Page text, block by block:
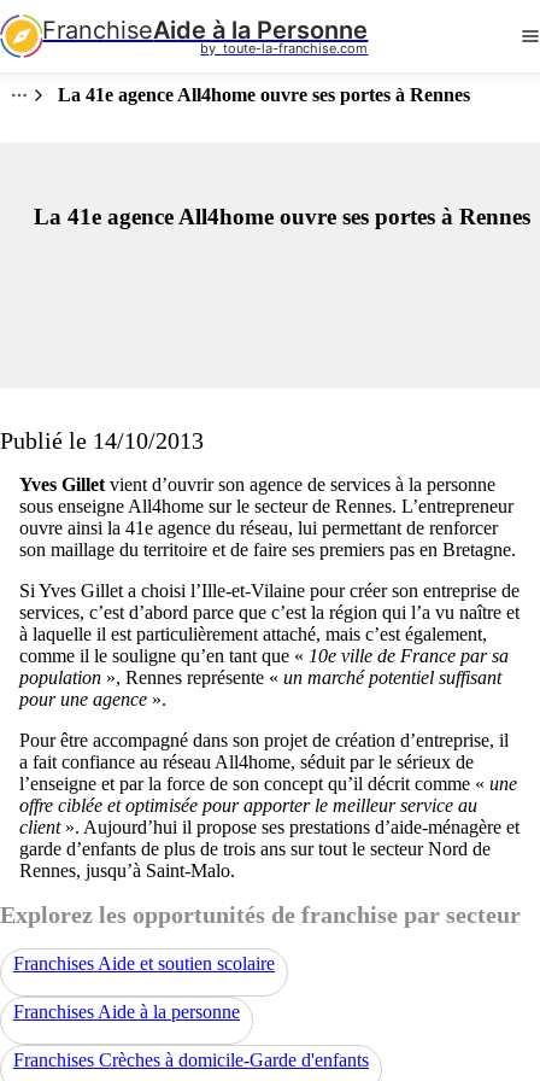
FranchiseAide à la Personne
by  toute-la-franchise.com
La 41e agence All4home ouvre ses portes à Rennes
La 41e agence All4home ouvre ses portes à Rennes
Publié le 14/10/2013
Yves Gillet vient d’ouvrir son agence de services à la personne
sous enseigne All4home sur le secteur de Rennes. L’entrepreneur
ouvre ainsi la 41e agence du réseau, lui permettant de renforcer
son maillage du territoire et de faire ses premiers pas en Bretagne.
Si Yves Gillet a choisi l’Ille-et-Vilaine pour créer son entreprise de
services, c’est d’abord parce que c’est la région qui l’a vu naître et
à laquelle il est particulièrement attaché, mais c’est également,
comme il le souligne qu’en tant que « 10e ville de France par sa
population », Rennes représente « un marché potentiel suffisant
pour une agence ».
Pour être accompagné dans son projet de création d’entreprise, il
a fait confiance au réseau All4home, séduit par le sérieux de
l’enseigne et par la force de son concept qu’il décrit comme « une
offre ciblée et optimisée pour apporter le meilleur service au
client». Aujourd’hui il propose ses prestations d’aide-ménagère et
garde d’enfants de plus de trois ans sur tout le secteur Nord de
Rennes, jusqu’à Saint-Malo.
Explorez les opportunités de franchise par secteur
Franchises Aide et soutien scolaire
Franchises Aide à la personne
Franchises Crèches à domicile-Garde d'enfants